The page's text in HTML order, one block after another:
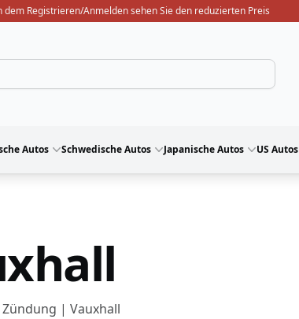
Registrieren/Anmelden sehen Sie den reduzierten Preis
Autos Schwedische Autos Japanische Autos US Autos
| Vauxhall